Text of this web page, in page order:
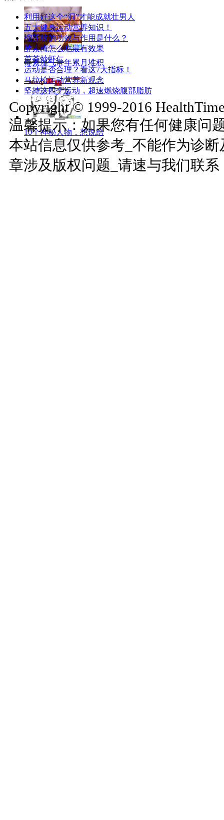
毒素湿气常年累月堆积
10个神秘人物，想说给
利用好这个“洞”才能成就壮男人
五大健身运动营养知识！
榴莲核的功效与作用是什么？
酵素梅怎么吃最有效果
芦荟炒虾仁
运动是否合理？看这7大指标！
马拉松运动营养新观念
坚持这四个运动，超速燃烧腹部脂肪
Copyright © 1999-2016
温馨提示：如果您有任何健康问
本站信息仅供参考_不能作为诊
章涉及版权问题_请速与我们联系